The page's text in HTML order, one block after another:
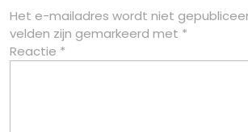
Het e-mailadres wordt niet
velden zijn gemarkeerd met *
Reactie *